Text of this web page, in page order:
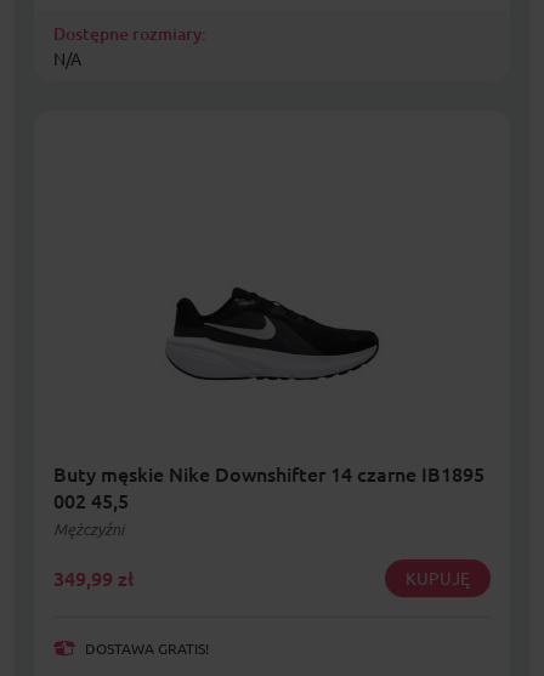
Dostępne rozmiary:
N/A
Buty męskie Nike Downshifter 14 czarne IB1895
002 45,5
Mężczyźni
349,99 zł KUPUJĘ
DOSTAWA GRATIS!